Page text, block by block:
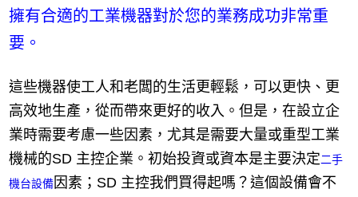
擁有合適的工業機器對於您的業務成功非常重
要。
這些機器使工人和老闆的生活更輕鬆，可以更快、更
高效地生產，從而帶來更好的收入。但是，在設立企
業時需要考慮一些因素，尤其是需要大量或重型工業
機械的SD 主控企業。初始投資或資本是主要決定二手
機台設備因素；SD 主控我們買得起嗎？這個設備會不